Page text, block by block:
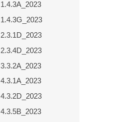
1.4.3A_2023
1.4.3G_2023
2.3.1D_2023
2.3.4D_2023
3.3.2A_2023
4.3.1A_2023
4.3.2D_2023
4.3.5B_2023